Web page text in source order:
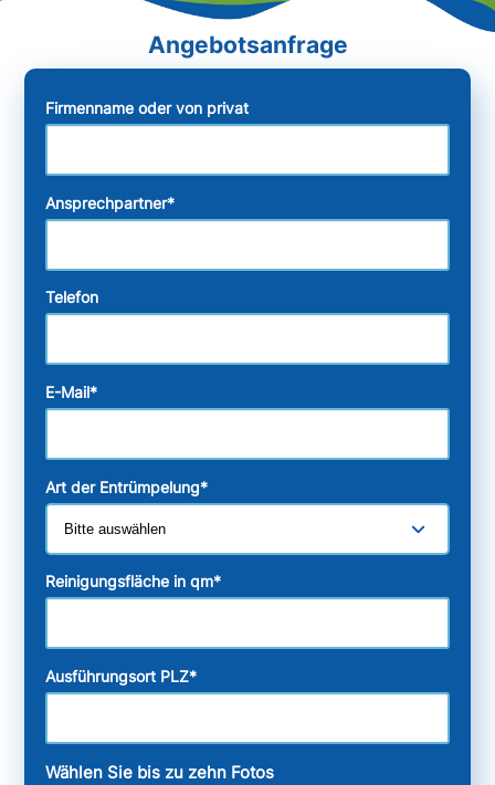
Firmenname oder von privat
Ansprechpartner*
Telefon
E-Mail*
Art der Entrümpelung*
Reinigungsfläche in qm*
Ausführungsort PLZ*
Wählen Sie bis zu zehn Fotos